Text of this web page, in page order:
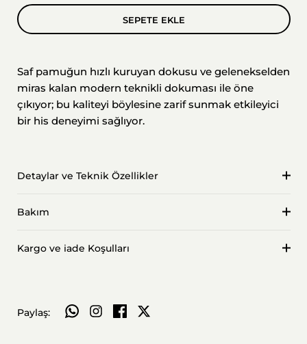
SEPETE EKLE
Saf pamuğun hızlı kuruyan dokusu ve gelenekselden
miras kalan modern teknikli dokuması ile öne
çıkıyor; bu kaliteyi böylesine zarif sunmak etkileyici
bir his deneyimi sağlıyor.
Detaylar ve Teknik Özellikler
Bakım
Kargo ve iade Koşulları
Paylaş: WhatsApp ile paylaş